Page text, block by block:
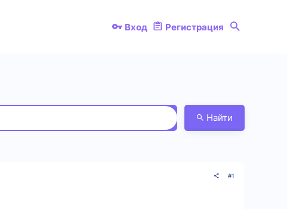
Вход Регистрация
Найти
#1